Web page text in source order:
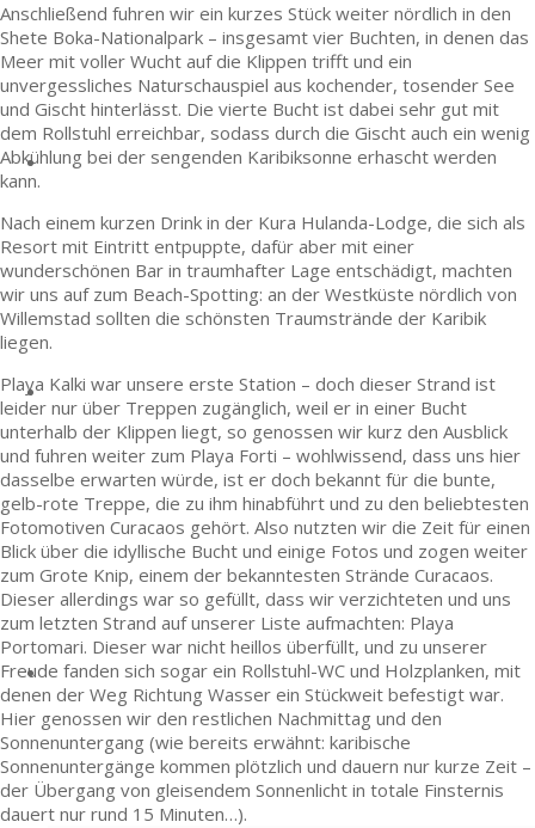
Anschließend fuhren wir ein kurzes Stück weiter nördlich in den
Shete Boka-Nationalpark – insgesamt vier Buchten, in denen das
Meer mit voller Wucht auf die Klippen trifft und ein
unvergessliches Naturschauspiel aus kochender, tosender See
und Gischt hinterlässt. Die vierte Bucht ist dabei sehr gut mit
dem Rollstuhl erreichbar, sodass durch die Gischt auch ein wenig
Abkühlung bei der sengenden Karibiksonne erhascht werden
kann.
Nach einem kurzen Drink in der Kura Hulanda-Lodge, die sich als
Resort mit Eintritt entpuppte, dafür aber mit einer
wunderschönen Bar in traumhafter Lage entschädigt, machten
wir uns auf zum Beach-Spotting: an der Westküste nördlich von
Willemstad sollten die schönsten Traumstrände der Karibik
liegen.
Playa Kalki war unsere erste Station – doch dieser Strand ist
leider nur über Treppen zugänglich, weil er in einer Bucht
unterhalb der Klippen liegt, so genossen wir kurz den Ausblick
und fuhren weiter zum Playa Forti – wohlwissend, dass uns hier
dasselbe erwarten würde, ist er doch bekannt für die bunte,
gelb-rote Treppe, die zu ihm hinabführt und zu den beliebtesten
Fotomotiven Curacaos gehört. Also nutzten wir die Zeit für einen
Blick über die idyllische Bucht und einige Fotos und zogen weiter
zum Grote Knip, einem der bekanntesten Strände Curacaos.
Dieser allerdings war so gefüllt, dass wir verzichteten und uns
zum letzten Strand auf unserer Liste aufmachten: Playa
Portomari. Dieser war nicht heillos überfüllt, und zu unserer
Freude fanden sich sogar ein Rollstuhl-WC und Holzplanken, mit
denen der Weg Richtung Wasser ein Stückweit befestigt war.
Hier genossen wir den restlichen Nachmittag und den
Sonnenuntergang (wie bereits erwähnt: karibische
Sonnenuntergänge kommen plötzlich und dauern nur kurze Zeit –
der Übergang von gleisendem Sonnenlicht in totale Finsternis
dauert nur rund 15 Minuten…).